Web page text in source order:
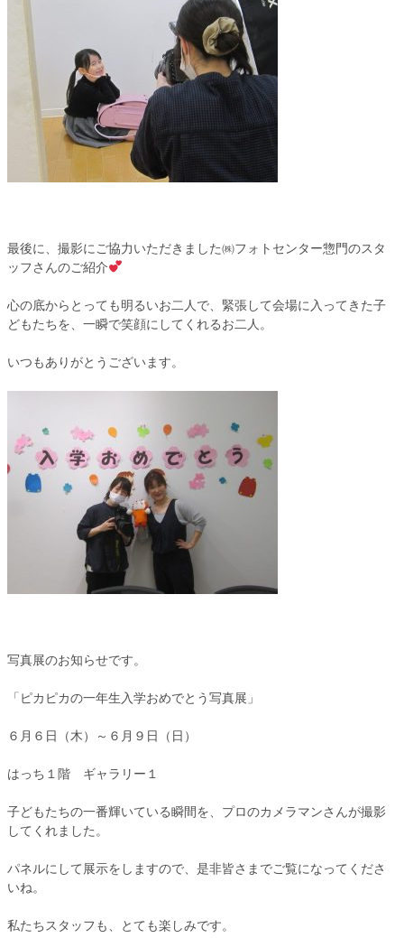
最後に、撮影にご協力いただきました㈱フォトセンター惣門のスタ
ッフさんのご紹介
心の底からとっても明るいお二人で、緊張して会場に入ってきた子
どもたちを、一瞬で笑顔にしてくれるお二人。
いつもありがとうございます。
写真展のお知らせです。
「ピカピカの一年生入学おめでとう写真展」
６月６日（木）～６月９日（日）
はっち１階 ギャラリー１
子どもたちの一番輝いている瞬間を、プロのカメラマンさんが撮影
してくれました。
パネルにして展示をしますので、是非皆さまでご覧になってくださ
いね。
私たちスタッフも、とても楽しみです。